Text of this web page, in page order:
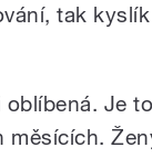
tak
Je
měsících.